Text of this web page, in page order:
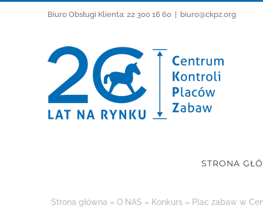
Biuro Obsługi Klienta: 22 300 16 60 biuro@ckpz.org
STRONA
Strona główna » O NAS » Konkurs » Plac zabaw w